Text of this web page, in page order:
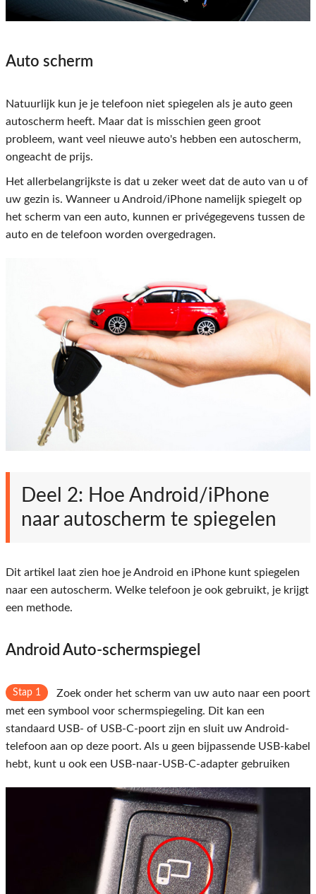
Auto scherm
Natuurlijk kun je je telefoon niet spiegelen als je auto geen
autoscherm heeft. Maar dat is misschien geen groot
probleem, want veel nieuwe auto's hebben een autoscherm,
ongeacht de prijs.
Het allerbelangrijkste is dat u zeker weet dat de auto van u of
uw gezin is. Wanneer u Android/iPhone namelijk spiegelt op
het scherm van een auto, kunnen er privégegevens tussen de
auto en de telefoon worden overgedragen.
Deel 2: Hoe Android/iPhone
naar autoscherm te spiegelen
Dit artikel laat zien hoe je Android en iPhone kunt spiegelen
naar een autoscherm. Welke telefoon je ook gebruikt, je krijgt
een methode.
Android Auto-schermspiegel
Stap 1
Zoek onder het scherm van uw auto naar een poort
met een symbool voor schermspiegeling. Dit kan een
standaard USB- of USB-C-poort zijn en sluit uw Android-
telefoon aan op deze poort. Als u geen bijpassende USB-kabel
hebt, kunt u ook een USB-naar-USB-C-adapter gebruiken